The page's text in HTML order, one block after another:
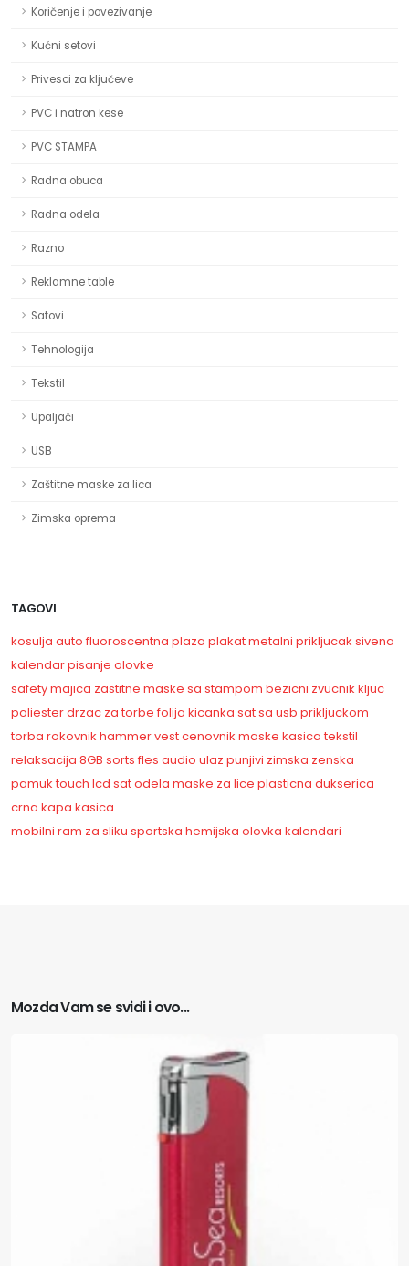
Koričenje i povezivanje
Kućni setovi
Privesci za ključeve
PVC i natron kese
PVC STAMPA
Radna obuca
Radna odela
Razno
Reklamne table
Satovi
Tehnologija
Tekstil
Upaljači
USB
Zaštitne maske za lica
Zimska oprema
TAGOVI
kosulja auto fluoroscentna plaza plakatmetalni prikljucak sivena
kalendarpisanje olovke
safetymajica zastitne maske sa stampom bezicni zvucnik kljuc
poliesterdrzac za torbe folija kicanka sat sa usb prikljuckom
torba rokovnik hammer vestcenovnik maske kasica tekstil
relaksacija 8GB sorts fles audio ulaz punjivi zimska zenska
pamuk touch lcd satodela maske za lice plasticna dukserica
crna kapa kasica
mobilni ram za sliku sportska hemijska olovka kalendari
Mozda Vam se svidi i ovo...